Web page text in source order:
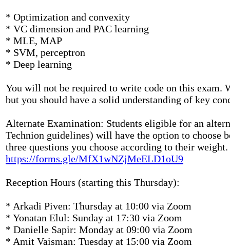
* Optimization and convexity
* VC dimension and PAC learning
* MLE, MAP
* SVM, perceptron
* Deep learning
You will not be required to write code on this exam.
but you should have a solid understanding of key
Alternate Examination: Students eligible for an
Technion guidelines) will have the option to choose
three questions you choose according to their
https://forms.gle/MfX1wNZjMeELD1oU9
Reception Hours (starting this Thursday):
* Arkadi Piven: Thursday at 10:00 via Zoom
* Yonatan Elul: Sunday at 17:30 via Zoom
* Danielle Sapir: Monday at 09:00 via Zoom
* Amit Vaisman: Tuesday at 15:00 via Zoom